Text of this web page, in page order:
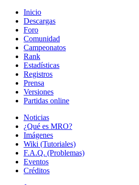
Inicio
Descargas
Foro
Comunidad
Campeonatos
Rank
Estadísticas
Registros
Prensa
Versiones
Partidas online
Noticias
¿Qué es MRO?
Imágenes
Wiki (Tutoriales)
F.A.Q. (Problemas)
Eventos
Créditos